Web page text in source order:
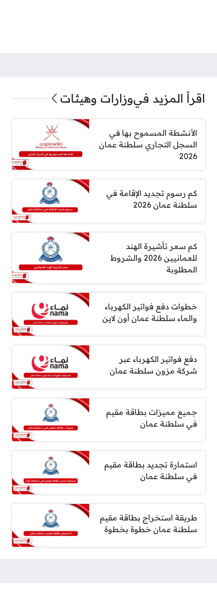
اقرأ المزيد فيوزارات وهيئات
الأنشطة المسموح بها في
السجل التجاري سلطنة عمان
2026
كم رسوم تجديد الإقامة في
سلطنة عمان 2026
كم سعر تأشيرة الهند
للعمانيين 2026 والشروط
المطلوبة
خطوات دفع فواتير الكهرباء
والماء سلطنة عمان أون لاين
دفع فواتير الكهرباء عبر
شركة مزون سلطنة عمان
جميع مميزات بطاقة مقيم
في سلطنة عمان
استمارة تجديد بطاقة مقيم
في سلطنة عمان
طريقة استخراج بطاقة مقيم
سلطنة عمان خطوة بخطوة